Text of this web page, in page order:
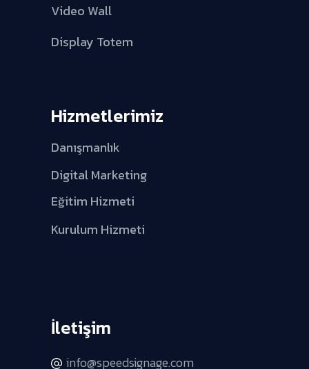
Video Wall
Display Totem
Hizmetlerimiz
Danışmanlık
Digital Marketing
Eğitim Hizmeti
Kurulum Hizmeti
İletişim
info@speedsignage.com